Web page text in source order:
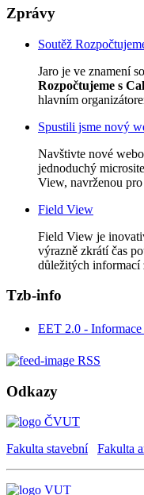
Zprávy
Soutěž
Jaro je ve znamení
Rozpočtujeme s
hlavním
Spustili jsme nový
Navštivte nové
jednoduchý
View, navrženou
Field View
Field View je
výrazně zkrátí čas
důležitých informací
Tzb-info
EET 2.0 -
RSS
Odkazy
Fakulta stavební Fakulta